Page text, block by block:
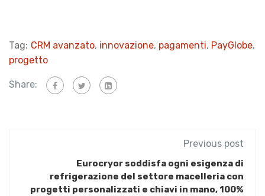
Tag: CRM avanzato, innovazione, pagamenti, PayGlobe,
progetto
Share:
Previous post
Eurocryor soddisfa ogni esigenza di
refrigerazione del settore macelleria con
progetti personalizzati e chiavi in mano, 100%